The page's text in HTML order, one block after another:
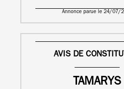
Annonce parue le 24/07/
AVIS DE
TAMARYS